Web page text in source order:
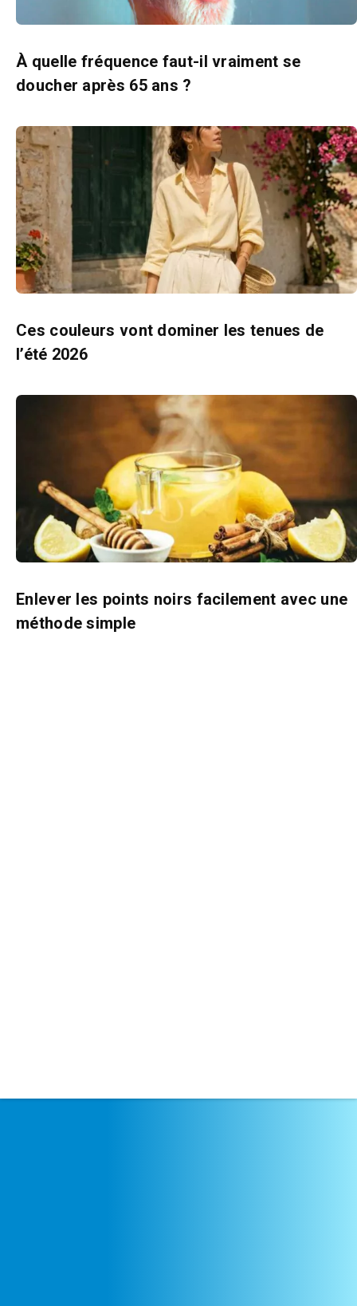
À quelle fréquence faut-il vraiment se
doucher après 65 ans ?
Ces couleurs vont dominer les tenues de
l’été 2026
Enlever les points noirs facilement avec une
méthode simple